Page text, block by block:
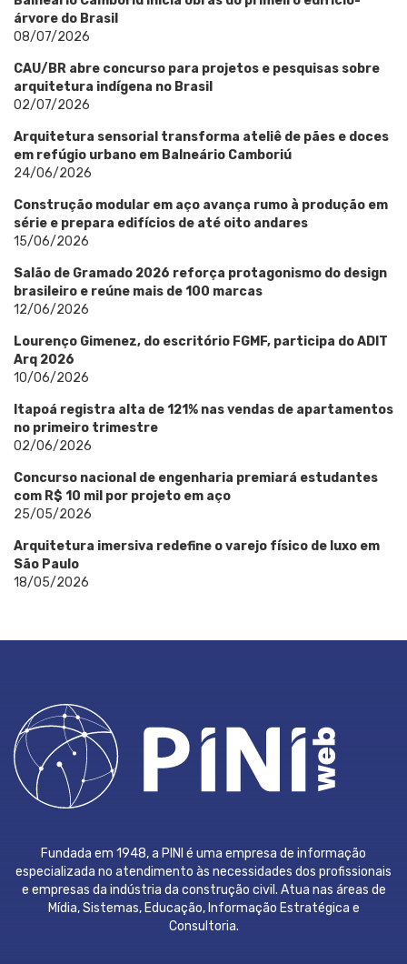
árvore do Brasil
08/07/2026
CAU/BR abre concurso para projetos e pesquisas sobre
arquitetura indígena no Brasil
02/07/2026
Arquitetura sensorial transforma ateliê de pães e doces
em refúgio urbano em Balneário Camboriú
24/06/2026
Construção modular em aço avança rumo à produção em
série e prepara edifícios de até oito andares
15/06/2026
Salão de Gramado 2026 reforça protagonismo do design
brasileiro e reúne mais de 100 marcas
12/06/2026
Lourenço Gimenez, do escritório FGMF, participa do ADIT
Arq 2026
10/06/2026
Itapoá registra alta de 121% nas vendas de apartamentos
no primeiro trimestre
02/06/2026
Concurso nacional de engenharia premiará estudantes
com R$ 10 mil por projeto em aço
25/05/2026
Arquitetura imersiva redefine o varejo físico de luxo em
São Paulo
18/05/2026
Fundada em 1948, a PINI é uma empresa de informação
especializada no atendimento às necessidades dos profissionais
e empresas da indústria da construção civil. Atua nas áreas de
Mídia, Sistemas, Educação, Informação Estratégica e
Consultoria.